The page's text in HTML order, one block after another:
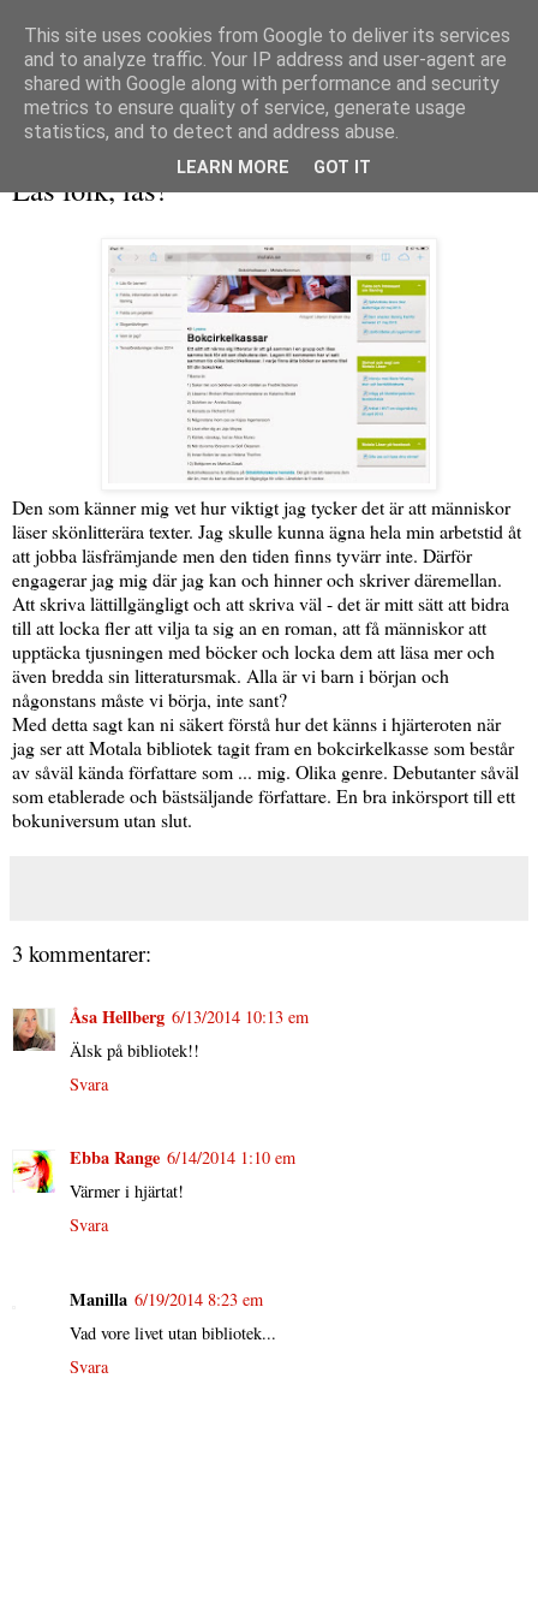
Läs folk, läs!
Den som känner mig vet hur viktigt jag tycker det är att människor
läser skönlitterära texter. Jag skulle kunna ägna hela min arbetstid åt
att jobba läsfrämjande men den tiden finns tyvärr inte. Därför
engagerar jag mig där jag kan och hinner och skriver däremellan.
Att skriva lättillgängligt och att skriva väl - det är mitt sätt att bidra
till att locka fler att vilja ta sig an en roman, att få människor att
upptäcka tjusningen med böcker och locka dem att läsa mer och
även bredda sin litteratursmak. Alla är vi barn i början och
någonstans måste vi börja, inte sant?
Med detta sagt kan ni säkert förstå hur det känns i hjärteroten när
jag ser att Motala bibliotek tagit fram en bokcirkelkasse som består
av såväl kända författare som ... mig. Olika genre. Debutanter såväl
som etablerade och bästsäljande författare. En bra inkörsport till ett
bokuniversum utan slut.
3 kommentarer:
Åsa Hellberg 6/13/2014 10:13 em
Älsk på bibliotek!!
Svara
Ebba Range 6/14/2014 1:10 em
Värmer i hjärtat!
Svara
Manilla 6/19/2014 8:23 em
Vad vore livet utan bibliotek...
Svara
This site uses cookies from Google to deliver its services
and to analyze traffic. Your IP address and user-agent are
shared with Google along with performance and security
metrics to ensure quality of service, generate usage
statistics, and to detect and address abuse.
LEARN MORE GOT IT